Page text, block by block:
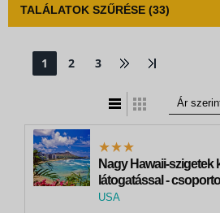
TALÁLATOK SZŰRÉSE (33)
1 2 3
Nagy Hawaii-szigetek
látogatással -
tengerparti pihenéssel
USA